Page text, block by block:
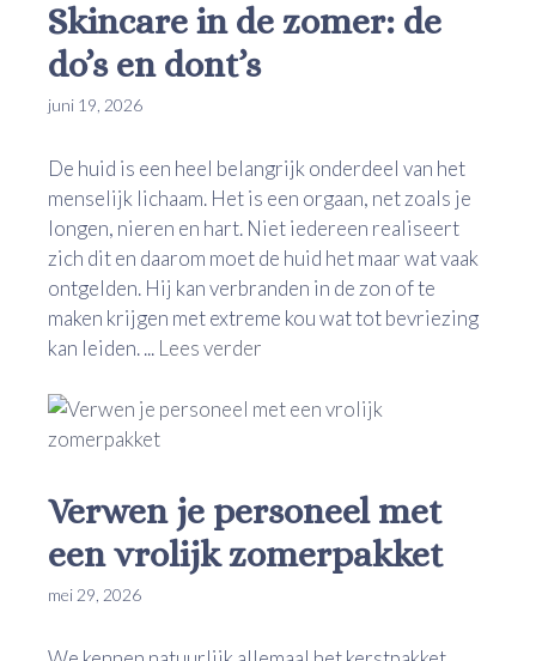
Skincare in de zomer: de
do’s en dont’s
juni 19, 2026
De huid is een heel belangrijk onderdeel van het
menselijk lichaam. Het is een orgaan, net zoals je
longen, nieren en hart. Niet iedereen realiseert
zich dit en daarom moet de huid het maar wat vaak
ontgelden. Hij kan verbranden in de zon of te
maken krijgen met extreme kou wat tot bevriezing
kan leiden. ... Lees verder
Verwen je personeel met
een vrolijk zomerpakket
mei 29, 2026